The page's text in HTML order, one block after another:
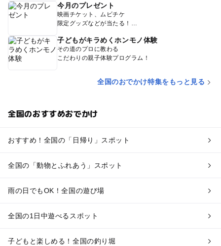
今月のプレゼント
映画チケット、ムビチケ
限定グッズなどが当たる！
子どもがキラめくホンモノ体験
その道のプロに教わる
こだわりの親子体験プログラム！
全国のおでかけ特集をもっと見る
全国のおすすめおでかけ
おすすめ！全国の「日帰り」スポット
全国の「動物とふれあう」スポット
雨の日でもOK！全国の遊び場
全国の1日中遊べるスポット
子どもと楽しめる！全国の釣り堀